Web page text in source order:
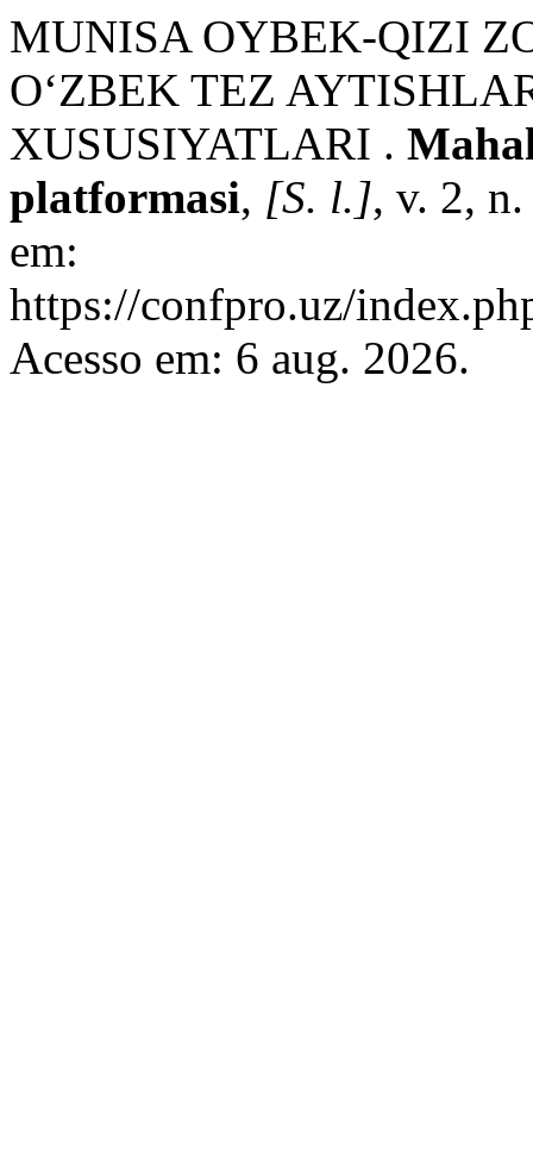
MUNISA OYBEK-QIZI
OʻZBEK TEZ
XUSUSIYATLARI .
platformasi, [S. l.], v. 2,
em:
https://confpro.uz/
Acesso em: 6 aug. 2026.